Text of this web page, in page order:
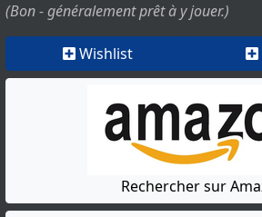
(Bon - généralement prêt à y jouer.)
Wishlist
Rechercher sur